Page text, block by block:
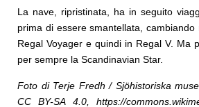
La nave, ripristinata, ha in seguito
prima di essere smantellata,
Regal Voyager e quindi in Regal V. Ma
per sempre la Scandinavian Star.
Foto di Terje Fredh / Sjöhistoriska
CC BY-SA 4.0, https://